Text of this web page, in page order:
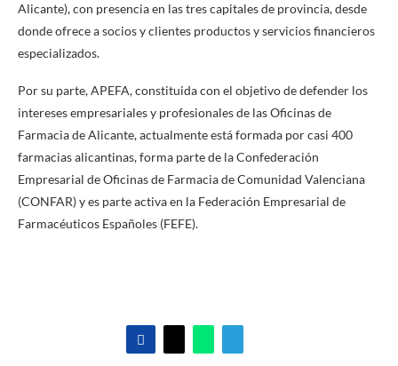
Alicante), con presencia en las tres capitales de provincia, desde
donde ofrece a socios y clientes productos y servicios financieros
especializados.
Por su parte, APEFA, constituida con el objetivo de defender los
intereses empresariales y profesionales de las Oficinas de
Farmacia de Alicante, actualmente está formada por casi 400
farmacias alicantinas, forma parte de la Confederación
Empresarial de Oficinas de Farmacia de Comunidad Valenciana
(CONFAR) y es parte activa en la Federación Empresarial de
Farmacéuticos Españoles (FEFE).